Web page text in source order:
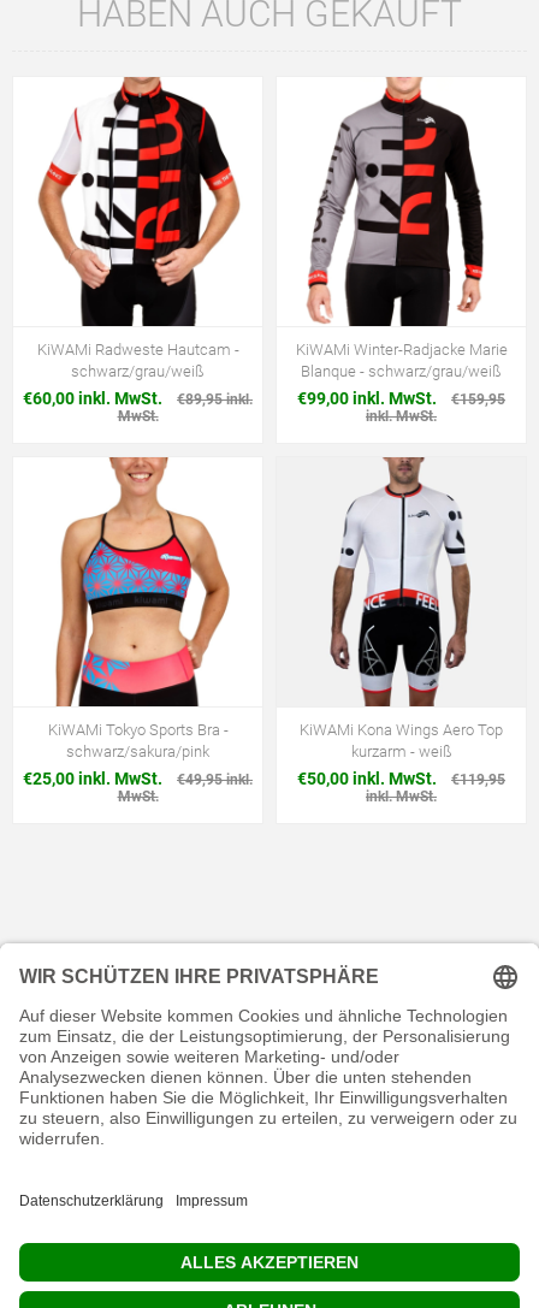
HABEN AUCH GEKAUFT
KiWAMi Radweste Hautcam -
schwarz/grau/weiß
€60,00 inkl. MwSt.
€89,95 inkl.
MwSt.
KiWAMi Winter-Radjacke Marie
Blanque - schwarz/grau/weiß
€99,00 inkl. MwSt.
€159,95
inkl. MwSt.
KiWAMi Tokyo Sports Bra -
schwarz/sakura/pink
€25,00 inkl. MwSt.
€49,95 inkl.
MwSt.
KiWAMi Kona Wings Aero Top
kurzarm - weiß
€50,00 inkl. MwSt.
€119,95
inkl. MwSt.
KONTAKT
RECHTLICHES
INFORMATIVES
MEIN KONTO